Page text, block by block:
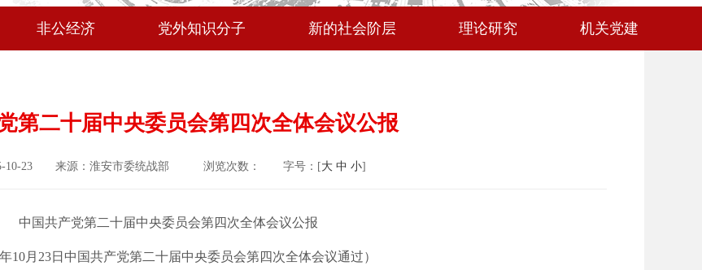
非公经济 党外知识分子 新的社会阶层 理论研究 机关党建
第二十届中央委员会第四次全体会议公报
10-23 来源：淮安市委统战部 浏览次数： 字号：[大 中 小]
中国共产党第二十届中央委员会第四次全体会议公报
年10月23日中国共产党第二十届中央委员会第四次全体会议通过）